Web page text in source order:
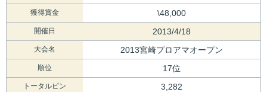
獲得賞金 \48,000
開催日 2013/4/18
大会名 2013宮崎プロアマオープン
順位 17位
トータルピン 3,282